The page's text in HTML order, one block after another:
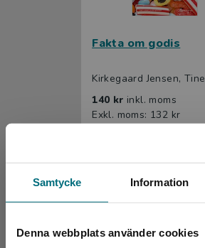
Samtycke Information
Denna webbplats använder cookies
Fakta om godis
Kirkegaard Jensen, Tine
140 kr inkl. moms
Exkl. moms: 132 kr